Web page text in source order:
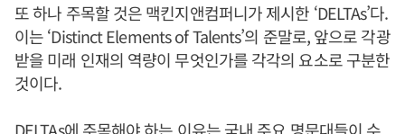
또 하나 주목할 것은 맥킨지앤컴퍼니가 제시한 ‘DELTAs’다.
이는 ‘Distinct Elements of Talents’의 준말로, 앞으로 각광
받을 미래 인재의 역량이 무엇인가를 각각의 요소로 구분한
것이다.